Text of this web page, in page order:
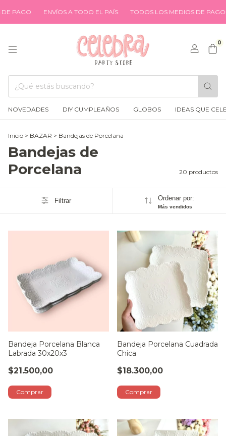
ENVÍOS A TODO EL PAÍS TODOS LOS MEDIOS DE PAGO
0
NOVEDADES DIY CUMPLEAÑOS GLOBOS IDEAS QUE
Inicio > BAZAR > Bandejas de Porcelana
Bandejas de
Porcelana
20 productos
Filtrar Ordenar por:
Más vendidos
Bandeja Porcelana Blanca
Labrada 30x20x3
$21.500,00
Bandeja Porcelana Cuadrada
Chica
$18.300,00